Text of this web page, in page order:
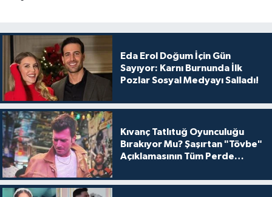
Eda Erol Doğum İçin Gün
Sayıyor: Karnı Burnunda İlk
Pozlar Sosyal Medyayı Salladı!
Kıvanç Tatlıtuğ Oyunculuğu
Bırakıyor Mu? Şaşırtan "Tövbe"
Açıklamasının Tüm Perde